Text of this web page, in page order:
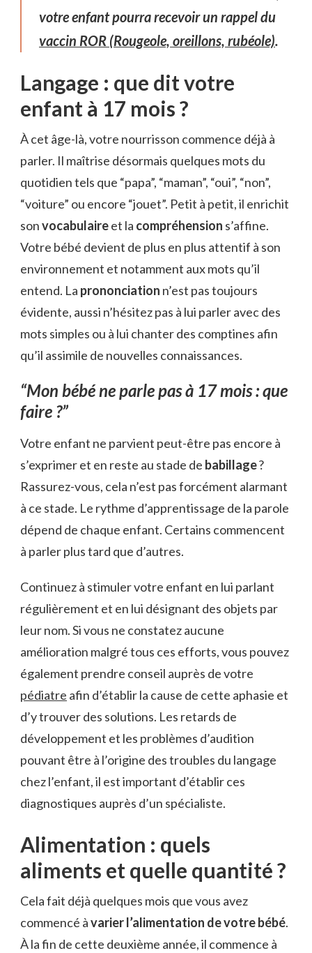
votre enfant pourra recevoir un rappel du
vaccin ROR (Rougeole, oreillons, rubéole).
Langage : que dit votre
enfant à 17 mois ?
À cet âge-là, votre nourrisson commence déjà à
parler. Il maîtrise désormais quelques mots du
quotidien tels que “papa”, “maman”, “oui”, “non”,
“voiture” ou encore “jouet”. Petit à petit, il enrichit
sonvocabulaireet la compréhension s’affine.
Votre bébé devient de plus en plus attentif à son
environnement et notamment aux mots qu’il
entend. La prononciation n’est pas toujours
évidente, aussi n’hésitez pas à lui parler avec des
mots simples ou à lui chanter des comptines afin
qu’il assimile de nouvelles connaissances.
“Mon bébé ne parle pas à 17 mois : que
faire ?”
Votre enfant ne parvient peut-être pas encore à
s’exprimer et en reste au stade de babillage?
Rassurez-vous, cela n’est pas forcément alarmant
à ce stade. Le rythme d’apprentissage de la parole
dépend de chaque enfant. Certains commencent
à parler plus tard que d’autres.
Continuez à stimuler votre enfant en lui parlant
régulièrement et en lui désignant des objets par
leur nom. Si vous ne constatez aucune
amélioration malgré tous ces efforts, vous pouvez
également prendre conseil auprès de votre
pédiatre afin d’établir la cause de cette aphasie et
d’y trouver des solutions. Les retards de
développement et les problèmes d’audition
pouvant être à l’origine des troubles du langage
chez l’enfant, il est important d’établir ces
diagnostiques auprès d’un spécialiste.
Alimentation : quels
aliments et quelle quantité ?
Cela fait déjà quelques mois que vous avez
commencé àvarier l’alimentation de votre bébé.
À la fin de cette deuxième année, il commence à